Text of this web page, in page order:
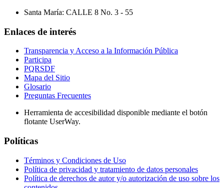
Santa María: CALLE 8 No. 3 - 55
Enlaces de interés
Transparencia y Acceso a la Información Pública
Participa
PQRSDF
Mapa del Sitio
Glosario
Preguntas Frecuentes
Herramienta de accesibilidad disponible mediante el botón
flotante UserWay.
Políticas
Términos y Condiciones de Uso
Política de privacidad y tratamiento de datos personales
Política de derechos de autor y/o autorización de uso sobre los